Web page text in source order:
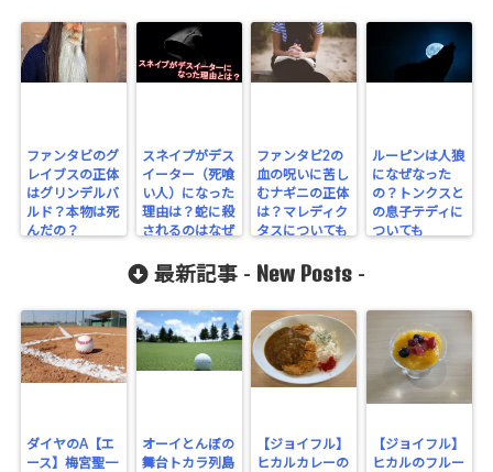
ファンタビのグ
レイブスの正体
はグリンデルバ
ルド？本物は死
んだの？
スネイプがデス
イーター（死喰
い人）になった
理由は？蛇に殺
されるのはなぜ
ファンタビ2の
血の呪いに苦し
むナギニの正体
は？マレディク
タスについても
ルーピンは人狼
になぜなった
の？トンクスと
の息子テディに
ついても
最新記事 - New Posts -
ダイヤのA【エ
ース】梅宮聖一
オーイとんぼの
舞台トカラ列島
【ジョイフル】
ヒカルカレーの
【ジョイフル】
ヒカルのフルー